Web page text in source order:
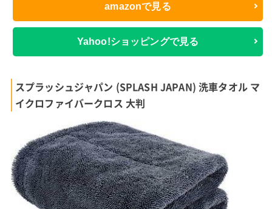
amazonで見る
Yahoo!ショッピングで見る
スプラッシュジャパン (SPLASH JAPAN) 洗車タオル マ
イクロファイバークロス 大判